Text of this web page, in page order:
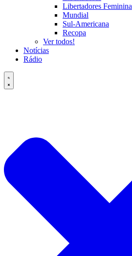
Libertadores Feminina
Mundial
Sul-Americana
Recopa
Ver todos!
Notícias
Rádio